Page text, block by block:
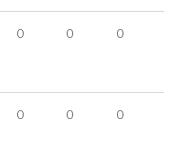
0 0 0
0 0 0